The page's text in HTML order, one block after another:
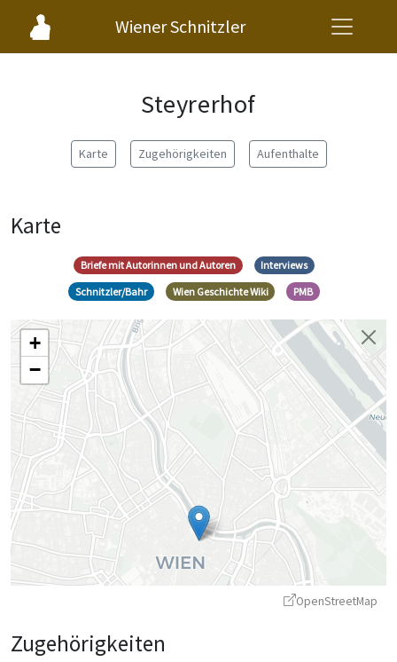
Wiener Schnitzler
Steyrerhof
Karte Zugehörigkeiten Aufenthalte
Karte
Briefe mit Autorinnen und Autoren
Interviews
Schnitzler/Bahr
Wien Geschichte Wiki PMB
+
−
OpenStreetMap
Zugehörigkeiten